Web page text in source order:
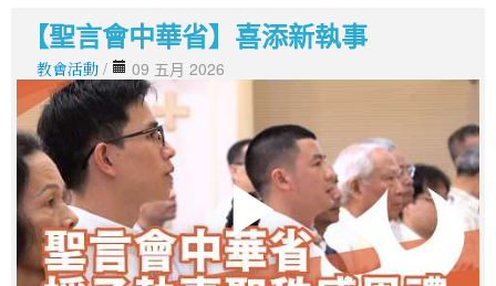
【聖言會中華省】喜添新執事
教會活動 / 09 五月 2026